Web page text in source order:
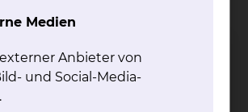
Krankheitsbildern ist das
aus dem Bereich der
oder Neurologie wie Hüft-
Medien
Anbieter von
und Social-Media-